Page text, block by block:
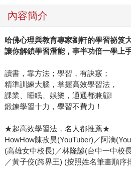
內容簡介
哈佛心理與教育專家劉軒的學習祕笈
讓你解鎖學習潛能，事半功倍一學上
讀書，靠方法；學習，有訣竅；
精準訓練大腦，掌握高效學習法，
課業、睡眠、娛樂，通通都兼顧!
鍛鍊學習十力，學習不費力！
★超高效學習法，名人都推薦★
HowHow陳孜昊(YouTuber)／阿滴
(高雄女中校長)／林隆諺(台中一中校
／黃子佼(跨界王) (按照姓名筆畫順序